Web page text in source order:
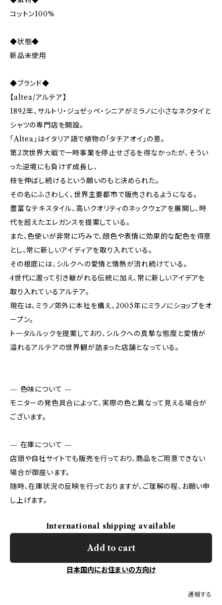
コットン100%
◆状態◆
新品未使用
◆ブランド◆
【altea/アルテア】
1892年、サルトリ・ジュゼッペ・シニアがミラノに小さなネクタイと
シャツの専門店を開設。
「Altea」はイタリア語で植物の「タチアオイ」の意。
第2次世界大戦で一時事業を停止せざるを得なかったが、そうい
った逆境にも負けず成長し、
枝を伸ばし続けるという願いのもと決められた。
その名にふさわしく、世界主要都市で販売されるようになる。
豊富なテキスタイル、高いクオリティのネックウェアを展開し、時
代を超えたエレガンスを提案している。
また、色使いが非常に巧みで、顔色や表情に効果的な配色を得意
とし、常に新しいアイディアを取り入れている。
その根底には、シルクへの愛情と情熱が流れ続けている。
4世代に渡って引き継がれる伝統に加え、常に新しいアイデアを
取り入れているアルテア。
現在は、ミラノ郊外に本社を構え、2005年にミラノにショップをオ
ープン。
トータルルックを提案しており、シルクへの真摯な態度と愛情が
溢れるアルテアの世界観が詰まった店舗となっている。
— 色味について —
モニターの発色具合によって、実際の色と異なって見える場合が
ございます。
— 在庫について —
店頭や自社サイトでも販売を行っており、商品をご用意できない
場合が御座います。
随時、在庫状況の反映を行っておりますが、ご理解の程、お願い申
し上げます。
International shipping available
Add to cart
日本国内にお住まいの方向け
通報する